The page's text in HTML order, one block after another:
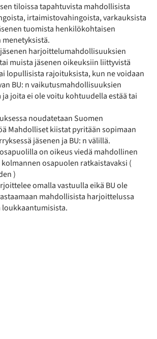
sen tiloissa tapahtuvista mahdollisista
irtaimistovahingoista, varkauksista
tuomista henkilökohtaisen
jäsenen harjoittelumahdollisuuksien
muista jäsenen oikeuksiin liittyvistä
lopullisista rajoituksista, kun ne voidaan
BU: n vaikutusmahdollisuuksien
joita ei ole voitu kohtuudella estää tai
noudatetaan Suomen
Mahdolliset kiistat pyritään sopimaan
jäsenen ja BU: n välillä.
on oikeus viedä mahdollinen
osapuolen ratkaistavaksi (
)
omalla vastuulla eikä BU ole
mahdollisista harjoittelussa